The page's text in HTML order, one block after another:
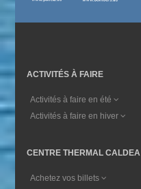
ACTIVITÉS À FAIRE
Activités à faire en été
Activités à faire en hiver
CENTRE THERMAL CALDEA
Achetez vos billets